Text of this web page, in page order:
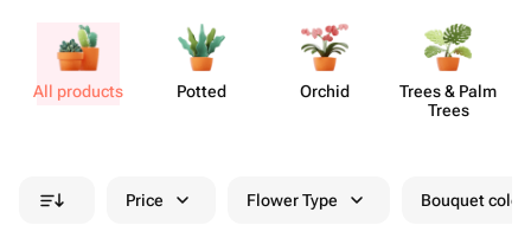
All products Potted Orchid
Trees & Palm
Trees
Price Flower Type Bouquet